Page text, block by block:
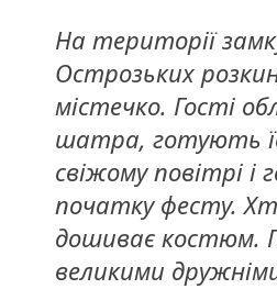
На території
Острозьких
містечко. Гості
шатра, готують
свіжому повітрі
початку фесту.
дошиває костюм.
великими